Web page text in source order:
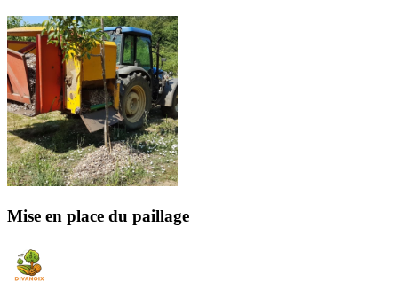
Mise en place du paillage